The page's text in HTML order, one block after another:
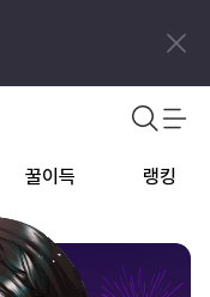
꿀이득 랭킹